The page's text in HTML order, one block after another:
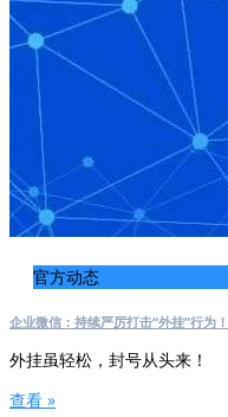
官方动态
企业微信：持续严厉打击“外挂”行为
外挂虽轻松，封号从头来！
查看 »